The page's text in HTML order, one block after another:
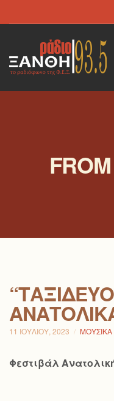
11 ΙΟΥΛΊΟΥ, 2023
Φεστιβάλ